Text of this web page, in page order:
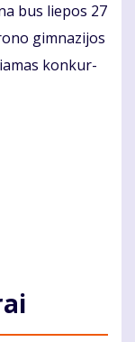
bus lie­pos 27
gim­na­zi­jos
kon­kur­